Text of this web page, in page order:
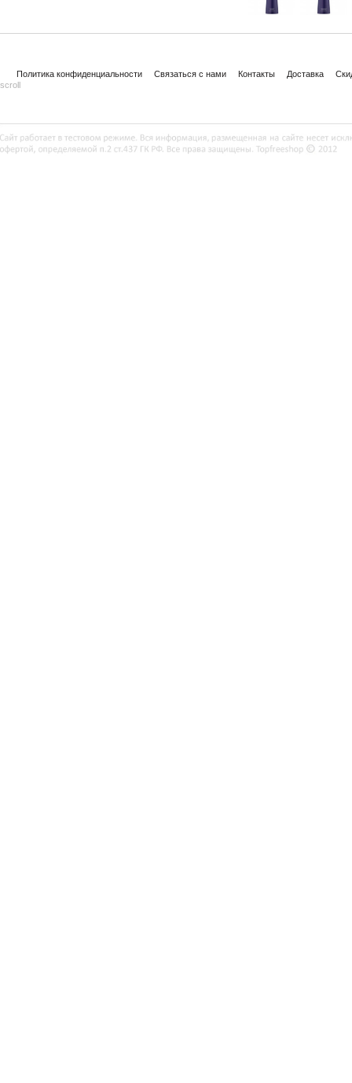
Политика конфиденциальности Связаться с нами Контакты Доставка
scroll